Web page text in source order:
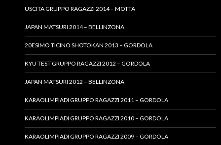
USCITA GRUPPO RAGAZZI 2014 – MOTTA
JAPAN MATSURI 2014 – BELLINZONA
20ESIMO TICINO SHOTOKAN 2013 – GORDOLA
KYU TEST GRUPPO RAGAZZI 2012 – GORDOLA
JAPAN MATSURI 2012 – BELLINZONA
KARAOLIMPIADI GRUPPO RAGAZZI 2011 – GORDOLA
KARAOLIMPIADI GRUPPO RAGAZZI 2010 – GORDOLA
KARAOLIMPIADI GRUPPO RAGAZZI 2009 – GORDOLA